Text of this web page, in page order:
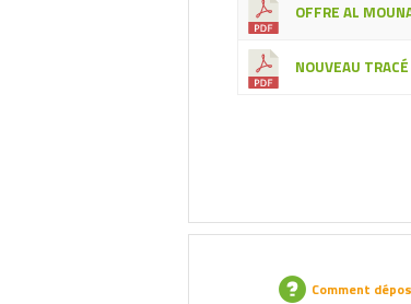
OFFRE AL
NOUVEAU
Comment